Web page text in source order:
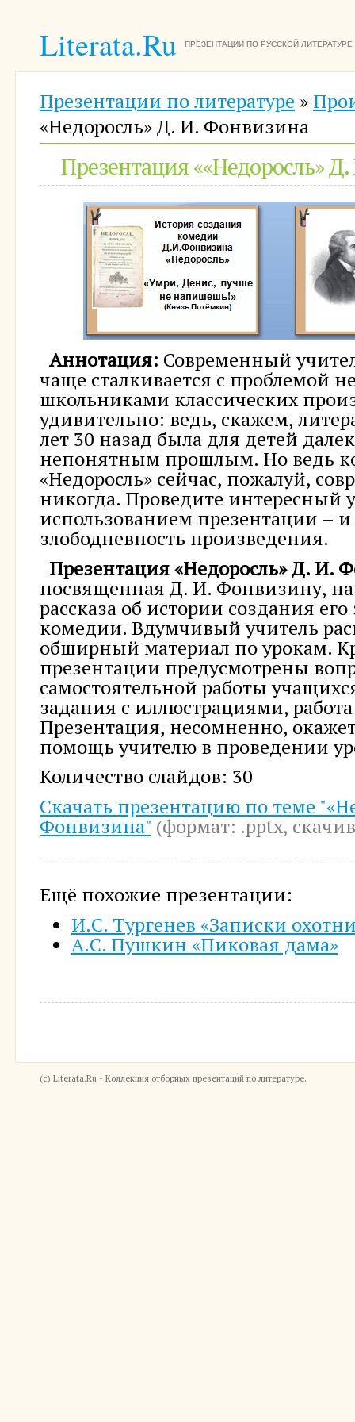
Literata.Ru ПРЕЗЕНТАЦИИ ПО РУССКОЙ ЛИТЕРАТУРЕ
Презентации по литературе »
«Недоросль» Д. И. Фонвизина
Презентация ««Недоросль»
Аннотация: Современный
чаще сталкивается с проблемой
школьниками классических
удивительно: ведь, скажем,
лет 30 назад была для детей
непонятным прошлым. Но ведь
«Недоросль» сейчас, пожалуй,
никогда. Проведите интересный
использованием презентации –
злободневность произведения.
Презентация «Недоросль» Д. И.
посвященная Д. И. Фонвизину,
рассказа об истории создания
комедии. Вдумчивый учитель
обширный материал по урокам.
презентации предусмотрены
самостоятельной работы
задания с иллюстрациями, работа
Презентация, несомненно,
помощь учителю в проведении
Количество слайдов: 30
Скачать презентацию по теме
Фонвизина" (формат: .pptx,
Ещё похожие презентации:
И.С. Тургенев «Записки
А.С. Пушкин «Пиковая дама»
(c) Literata.Ru - Коллекция отборных презентаций по литературе.